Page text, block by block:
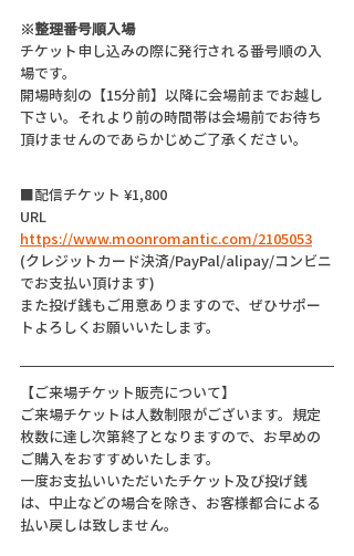
※整理番号順入場
チケット申し込みの際に発行される番号順の入
場です。
開場時刻の【15分前】以降に会場前までお越し
下さい。それより前の時間帯は会場前でお待ち
頂けませんのであらかじめご了承ください。
■配信チケット ¥1,800
URL
https://www.moonromantic.com/2105053
(クレジットカード決済/PayPal/alipay/コンビニ
でお支払い頂けます)
また投げ銭もご用意ありますので、ぜひサポー
トよろしくお願いいたします。
【ご来場チケット販売について】
ご来場チケットは人数制限がございます。規定
枚数に達し次第終了となりますので、お早めの
ご購入をおすすめいたします。
一度お支払いいただいたチケット及び投げ銭
は、中止などの場合を除き、お客様都合による
払い戻しは致しません。